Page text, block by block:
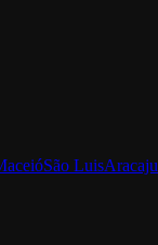
São LuisAracaju